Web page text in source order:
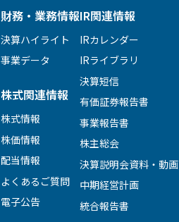
財務・業務情報
決算ハイライト
事業データ
株式関連情報
株式情報
株価情報
配当情報
よくあるご質問
電子公告
IR関連情報
IRカレンダー
IRライブラリ
決算短信
有価証券報告書
事業報告書
株主総会
決算説明会資料・動画
中期経営計画
統合報告書